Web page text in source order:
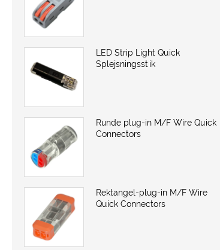
LED Strip Light Quick
Splejsningsstik
Runde plug-in M/F Wire Quick
Connectors
Rektangel-plug-in M/F Wire
Quick Connectors